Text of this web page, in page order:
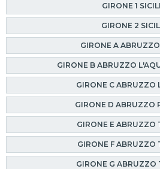
GIRONE 1
GIRONE 2
GIRONE A
GIRONE B ABRUZZO
GIRONE C ABRUZZO
GIRONE D ABRUZZO
GIRONE E ABRUZZO
GIRONE F ABRUZZO
GIRONE G ABRUZZO